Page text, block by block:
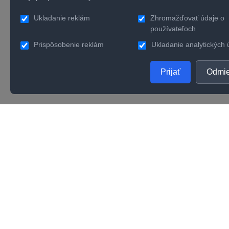
Ukladanie reklám
Zhromažďovať údaje o
používateľoch
Prispôsobenie reklám
Ukladanie analytických
Prijať